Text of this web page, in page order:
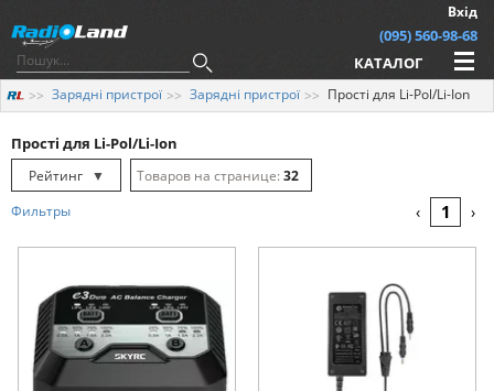
Вхід
(095) 560-98-68
КАТАЛОГ
Зарядні пристрої Зарядні пристрої Прості для Li-Pol/Li-Ion
Прості для Li-Pol/Li-Ion
Рейтинг
▼
Рейтинг
Ціна
▲
Ціна ▼
32
Фильтры ‹ 1 ›